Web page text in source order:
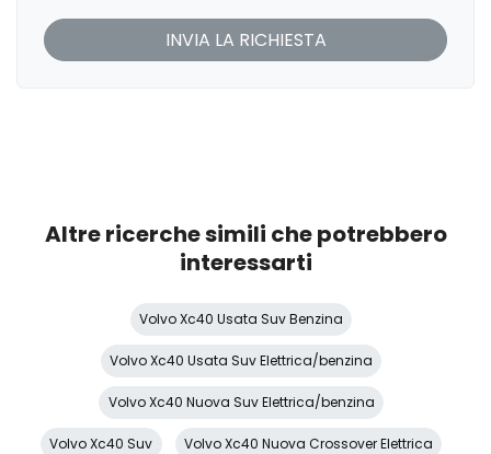
Maniglie esterne in tinta
Personalizzazioni Linea e Stile
Altre ricerche simili che potrebbero
interessarti
Volvo Xc40 Usata Suv Benzina
Volvo Xc40 Usata Suv Elettrica/benzina
Volvo Xc40 Nuova Suv Elettrica/benzina
Volvo Xc40 Suv Volvo Xc40 Nuova Crossover Elettrica